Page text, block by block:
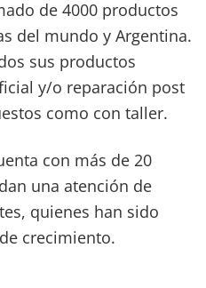
de 4000 productos
del mundo y Argentina.
sus productos
y/o reparación post
como con taller.
con más de 20
una atención de
quienes han sido
crecimiento.